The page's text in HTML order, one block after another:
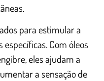
para estimular a
Com óleos
eles ajudam a
a sensação de